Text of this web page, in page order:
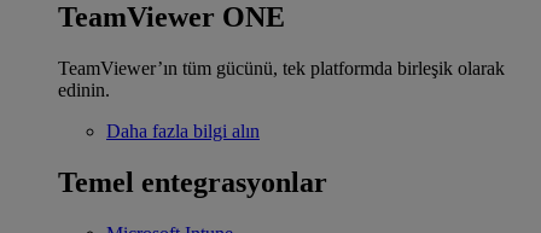
TeamViewer ONE
TeamViewer’ın tüm gücünü, tek platformda birleşik olarak
edinin.
Daha fazla bilgi alın
Temel entegrasyonlar